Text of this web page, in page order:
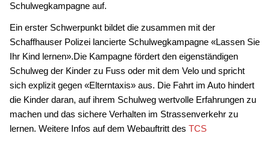
Schulwegkampagne auf.
Ein erster Schwerpunkt bildet die zusammen mit der
Schaffhauser Polizei lancierte Schulwegkampagne «Lassen Sie
Ihr Kind lernen».Die Kampagne fördert den eigenständigen
Schulweg der Kinder zu Fuss oder mit dem Velo und spricht
sich explizit gegen «Elterntaxis» aus. Die Fahrt im Auto hindert
die Kinder daran, auf ihrem Schulweg wertvolle Erfahrungen zu
machen und das sichere Verhalten im Strassenverkehr zu
lernen. Weitere Infos auf dem Webauftritt des TCS